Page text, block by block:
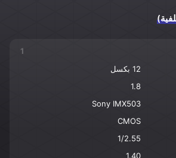
1
12 بكسل
1.8
Sony IMX503
CMOS
1/2.55
1.40